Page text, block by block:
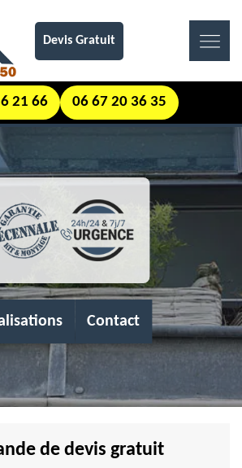
Devis Gratuit
21 66 06 67 20 36 35
Contact
de devis gratuit